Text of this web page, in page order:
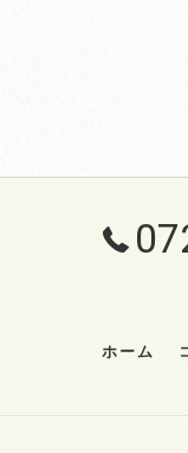
ホーム